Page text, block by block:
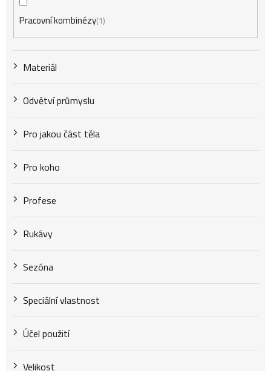
Pracovní kombinézy 1
Materiál
Odvětví průmyslu
Pro jakou část těla
Pro koho
Profese
Rukávy
Sezóna
Speciální vlastnost
Účel použití
Velikost